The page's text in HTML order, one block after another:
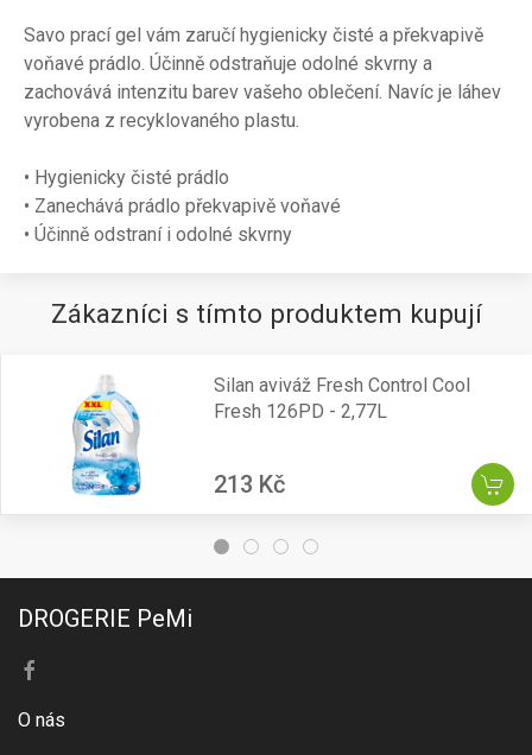
Savo prací gel vám zaručí hygienicky čisté a překvapivě
voňavé prádlo. Účinně odstraňuje odolné skvrny a
zachovává intenzitu barev vašeho oblečení. Navíc je láhev
vyrobena z recyklovaného plastu.
• Hygienicky čisté prádlo
• Zanechává prádlo překvapivě voňavé
• Účinně odstraní i odolné skvrny
Zákazníci s tímto produktem kupují
Silan aviváž Fresh Control Cool
Fresh 126PD - 2,77L
213 Kč
DROGERIE PeMi
O nás